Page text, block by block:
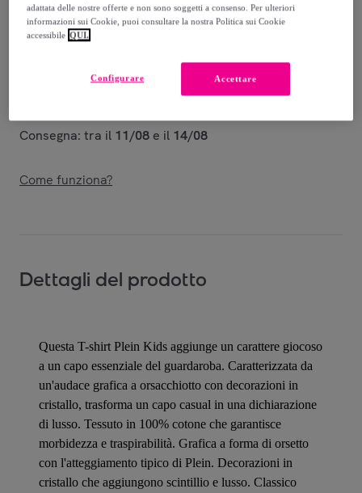
Consegna: tra il 11/08 e il 14/08
Come funziona?
Dettagli del prodotto
Questa T-shirt Plein Kids aggiunge un carattere giocoso
a un capo essenziale del guardaroba. Caratterizzata da
un'audace grafica a orsacchiotto con decorazioni in
cristallo, trasforma un capo casual in una dichiarazione
di lusso. Tessuto in 100% cotone che garantisce
morbidezza e traspirabilità. Grafica a forma di orsetto
con l'atteggiamento tipico di Plein. Decorazioni in
cristallo che aggiungono scintillio e lusso. Classico
adattata delle nostre offerte e non sono soggetti a consenso. Per ulteriori
informazioni sui Cookie, puoi consultare la nostra Politica sui Cookie
accessibile QUI.
Accettare
Configurare